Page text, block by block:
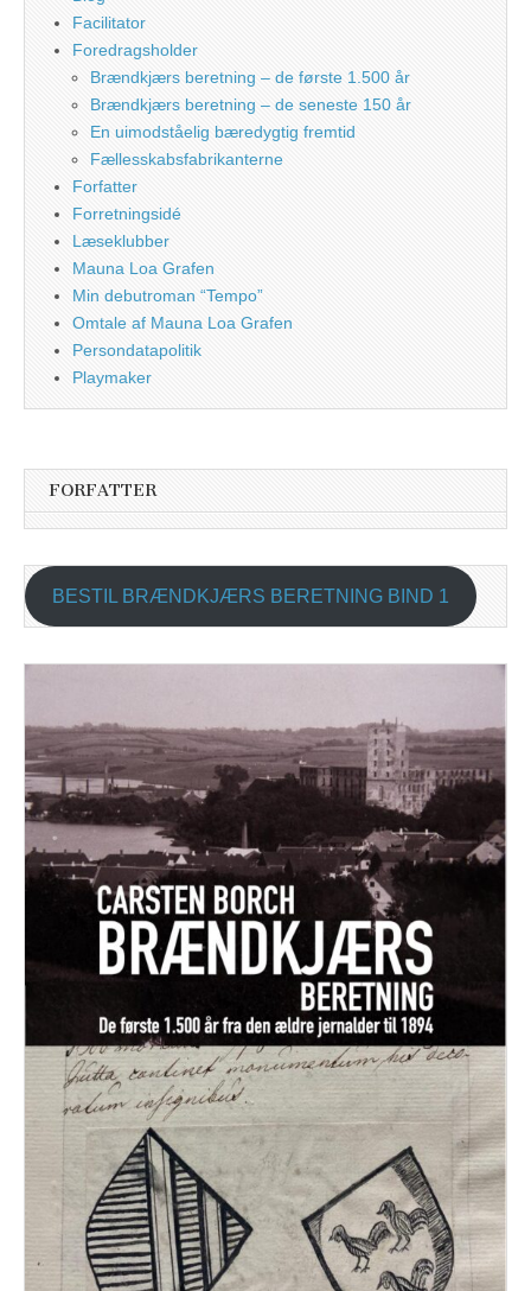
Facilitator
Foredragsholder
Brændkjærs beretning – de første 1.500 år
Brændkjærs beretning – de seneste 150 år
En uimodståelig bæredygtig fremtid
Fællesskabsfabrikanterne
Forfatter
Forretningsidé
Læseklubber
Mauna Loa Grafen
Min debutroman “Tempo”
Omtale af Mauna Loa Grafen
Persondatapolitik
Playmaker
FORFATTER
BESTIL BRÆNDKJÆRS BERETNING BIND 1